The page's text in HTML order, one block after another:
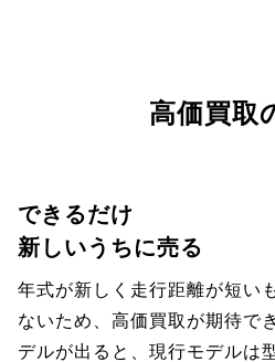
高価買取
できるだけ
新しいうちに売る
年式が新しく走行距離が短い
ないため、高価買取が期待で
デルが出ると、現行モデルは